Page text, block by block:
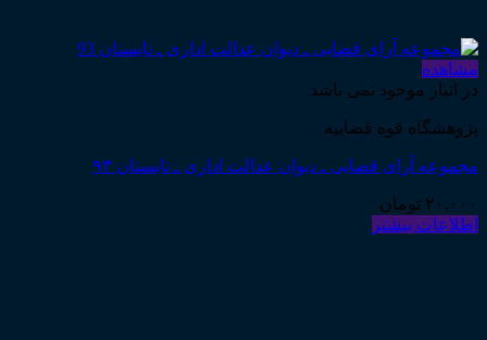
مشاهده
در انبار موجود نمی باشد
پژوهشگاه قوه قضاییه
مجموعه آرای قضایی ـ دیوان عدالت اداری ـ تابستان ۹۳
۲۰,۰۰۰ تومان
اطلاعات بیشتر